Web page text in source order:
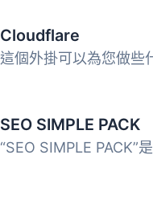
Cloudflare
SEO SIMPLE PACK